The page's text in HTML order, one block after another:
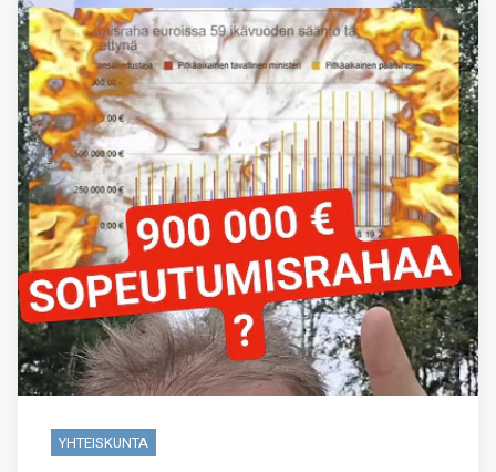
YHTEISKUNTA